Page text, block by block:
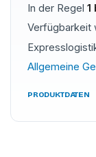
In der Regel 1
Verfügbarkeit
Allgemeine
PRODUKTDATEN